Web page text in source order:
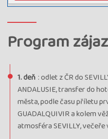
Program
1. deň : odlet z ČR do
ANDALUSIE, transfer do
města, podle času příletu
GUADALQUIVIR a kolem
atmosféra SEVILLY, večeře